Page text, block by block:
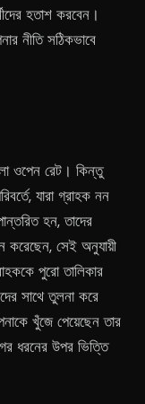
হতাশ করবেন।
নীতি সঠিকভাবে
ওপেন রেট। কিন্তু
যারা গ্রাহক নন
হন, তাদের
করেছেন, সেই অনুযায়ী
পুরো তালিকার
সাথে তুলনা করে
খুঁজে পেয়েছেন তার
ধরনের উপর ভিত্তি